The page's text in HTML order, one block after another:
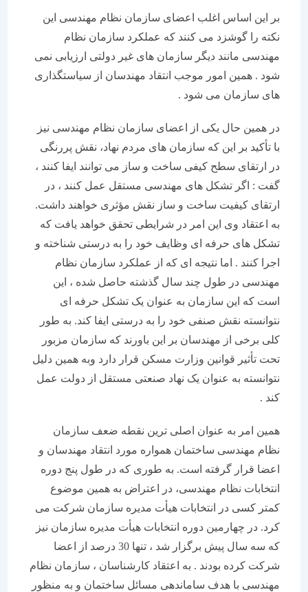
بر این اساس اغلب اعضای سازمان نظام مهندسی این
نکته را گوشزد می کنند که عملکرد سازمان نظام
مهندسی مانند دیگر سازمان های غیر دولتی ارزیابی نمی
شود . همین امور موجب انتقاد مهندسان از سیاستگذاری
های سازمان می شود .
در همین حال یکی از اعضای سازمان نظام مهندسی نیز
با تأکید بر این که سازمان های مردم نهاد، نقش پررنگی
در ارتقای سطح کیفی ساخت و ساز می توانند ایفا کنند ،
گفت : اگر تشکل های مهندسی مستقل عمل کنند ، در
ارتقای کیفیت ساخت و ساز نقش مؤثری خواهند داشت.
به اعتقاد وی این امر در شرایطی تحقق خواهد یافت که
تشکل های حرفه ای وظایف خود را به درستی شناخته و
اجرا کنند . اما نتیجه ای که از عملکرد سازمان نظام
مهندسی در طول چند سال گذشته حاصل شده ، این
است که این سازمان به عنوان یک تشکل حرفه ای
نتوانسته نقش صنفی خود را به درستی ایفا کند. به طور
کلی برخی از مهندسان بر این باورند که سازمان مزبور
تحت تأثیر قوانین وزارت مسکن قرار دارد وبه همین دلیل
نتوانسته به عنوان یک نهاد صنعتی مستقل از دولت عمل
همین امر به عنوان اصلی ترین نقطه ضعف سازمان
نظام مهندسی ساختمان همواره مورد انتقاد مهندسان و
اعضا قرار گرفته است. به طوری که در طول پنج دوره
انتخابات نظام مهندسی، در اعتراض به همین موضوع
کمتر کسی در انتخابات هیأت مدیره سازمان شرکت می
کرد. در چهارمین دوره انتخابات هیأت مدیره سازمان نیز
که سه سال پیش برگزار شد ، تنها 30 درصد از اعضا
شرکت کرده بودند . به اعتقاد کارشناسان ، سازمان نظام
مهندسی با هدف ساماندهی مسائل ساختمان و به منظور